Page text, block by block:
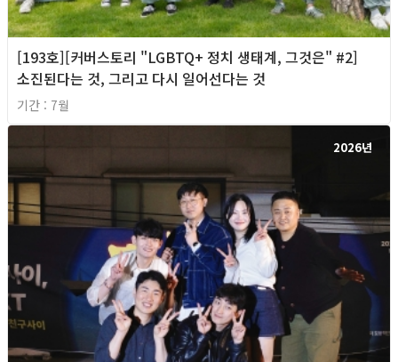
[193호][커버스토리 "LGBTQ+ 정치 생태계, 그것은" #2]
소진된다는 것, 그리고 다시 일어선다는 것
기간 : 7월
2026년